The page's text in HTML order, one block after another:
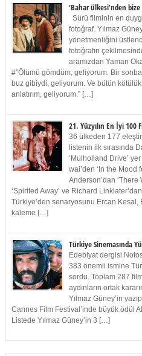
‘Bahar ülkesi’nden
Sürü filminin en
fotoğraf. Yılmaz
yönetmenliğini
fotoğrafın
aramızdan Yaman
#”Ölümü gömdüm, geliyorum. Bir
buz gibiydi, geliyorum. Ve bütün
anlatırım, geliyorum.” […]
21. Yüzyılın En İyi 100
36 ülkeden 177
listenin ilk sırasında
‘Mulholland Drive’
wai’den ‘In the Mood
Anderson’dan ‘There
‘Spirited Away’ ve Richard
Türkiye’den senaryosunu Ercan Kesal,
kaleme […]
Türkiye Sinemasında
Edebiyat dergisi
383 önemli ismine
sordu. Toplam 287
aydınların ortak
Yılmaz Güney’in
Cannes Film Festival’inde büyük ödül
Listede Yılmaz Güney’in 3 […]